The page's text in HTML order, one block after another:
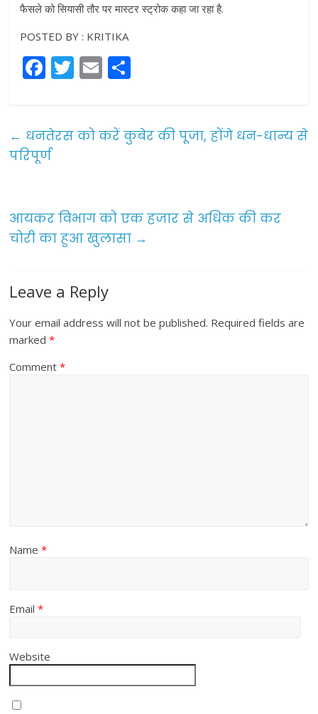
फैसले को सियासी तौर पर मास्टर स्ट्रोक कहा जा रहा है.
POSTED BY : KRITIKA
F
a
e
b
o
k
T
w
er
E
m
l e
← धनतेरस को करें कुबेर की पूजा, होंगे धन-धान्य से
परिपूर्ण
आयकर विभाग को एक हजार से अधिक की कर
चोरी का हुआ खुलासा →
Leave a Reply
Your email address will not be published. Required fields are
marked*
Comment*
Name*
Email*
Website